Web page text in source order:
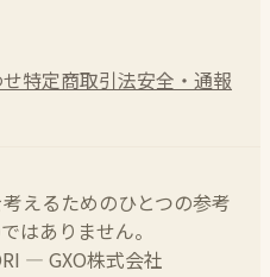
特定商取引法安全・通報
えるためのひとつの参考
はありません。
— GXO株式会社